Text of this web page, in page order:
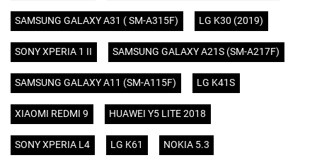
SAMSUNG GALAXY A31 ( SM-A315F) LG K30 (2019)
SONY XPERIA 1 II SAMSUNG GALAXY A21S (SM-A217F)
SAMSUNG GALAXY A11 (SM-A115F) LG K41S
XIAOMI REDMI 9 HUAWEI Y5 LITE 2018
SONY XPERIA L4 LG K61 NOKIA 5.3